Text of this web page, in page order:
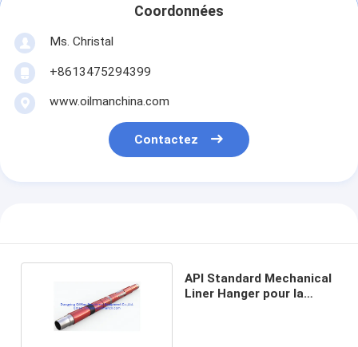
Coordonnées
Ms. Christal
+8613475294399
www.oilmanchina.com
Contactez
API Standard Mechanical
Liner Hanger pour la